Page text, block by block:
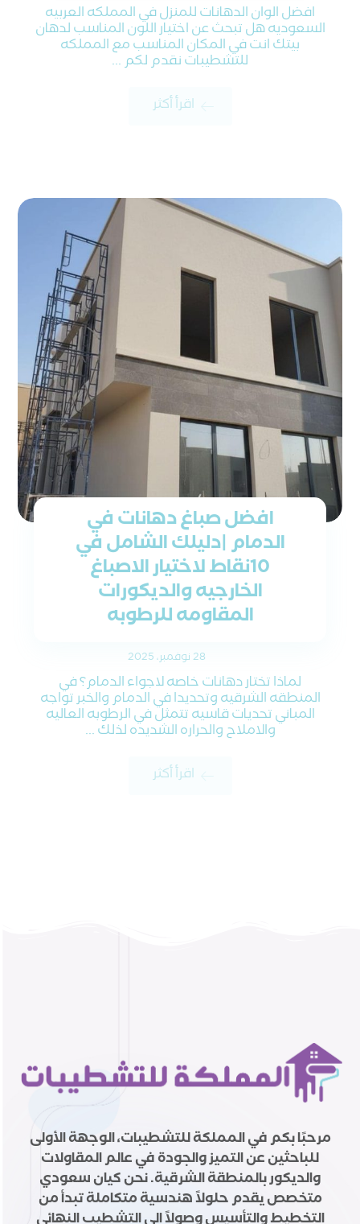
افضل الوان الدهانات للمنزل في المملكه العربيه
السعوديه هل تبحث عن اختيار اللون المناسب لدهان
بيتك انت في المكان المناسب مع المملكه
للتشطيبات نقدم لكم ...
اقرأ أكثر
افضل صباغ دهانات في
الدمام |دليلك الشامل في
10نقاط لاختيار الاصباغ
الخارجيه والديكورات
المقاومه للرطوبه
28 نوفمبر، 2025
لماذا تختار دهانات خاصه لاجواء الدمام؟ في
المنطقه الشرقيه وتحديدا في الدمام والخبر تواجه
المباني تحديات قاسيه تتمثل في الرطوبه العاليه
والاملاح والحراره الشديده لذلك ...
اقرأ أكثر
مرحبًا بكم في المملكة للتشطيبات، الوجهة الأولى
للباحثين عن التميز والجودة في عالم المقاولات
والديكور بالمنطقة الشرقية. نحن كيان سعودي
متخصص يقدم حلولاً هندسية متكاملة تبدأ من